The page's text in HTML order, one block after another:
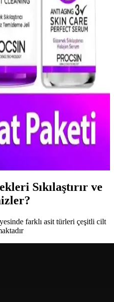
nemlendirir ve canlandırır.
bu maskeler, sağlıklı
seçeneğidir.
Temizleme ve Sağlıklı
etkisi ve doğru kullanım
parlak bir cilt elde edin. Sebum
ve siyah noktalarını azaltın.
Kolajen Seti ile Cilt
seti, cildi derinlemesine
bir görünüm sağlar. Tüm cilt
Sıkılaştırır ve
farklı asit türleri çeşitli cilt